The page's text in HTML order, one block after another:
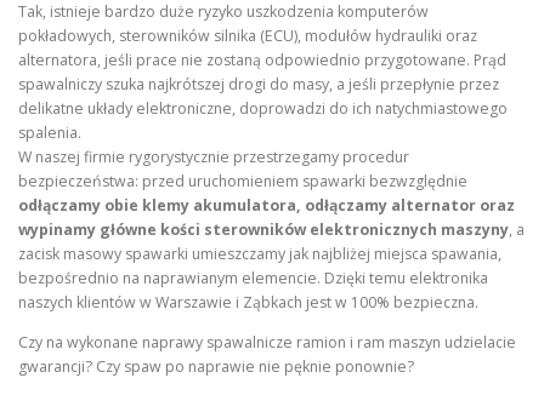
Tak, istnieje bardzo duże ryzyko uszkodzenia komputerów
pokładowych, sterowników silnika (ECU), modułów hydrauliki oraz
alternatora, jeśli prace nie zostaną odpowiednio przygotowane. Prąd
spawalniczy szuka najkrótszej drogi do masy, a jeśli przepłynie przez
delikatne układy elektroniczne, doprowadzi do ich natychmiastowego
spalenia.
W naszej firmie rygorystycznie przestrzegamy procedur
bezpieczeństwa: przed uruchomieniem spawarki bezwzględnie
odłączamy obie klemy akumulatora, odłączamy alternator oraz
wypinamy główne kości sterowników elektronicznych maszyny, a
zacisk masowy spawarki umieszczamy jak najbliżej miejsca spawania,
bezpośrednio na naprawianym elemencie. Dzięki temu elektronika
naszych klientów w Warszawie i Ząbkach jest w 100% bezpieczna.
Czy na wykonane naprawy spawalnicze ramion i ram maszyn udzielacie
gwarancji? Czy spaw po naprawie nie pęknie ponownie?